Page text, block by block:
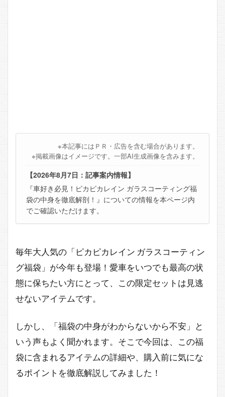
※本記事にはＰＲ・広告を含む場合があります。
※掲載画像はイメージです。一部AI生成画像を含みます。
【2026年8月7日：記事案内情報】
『車好き必見！ピカピカレイン ガラスコーティング福
袋の中身を徹底解剖！』についての情報を本ページ内
でご確認いただけます。
毎年大人気の「ピカピカレイン ガラスコーティン
グ福袋」が今年も登場！愛車をいつでも最高の状
態に保ちたい方にとって、この限定セットは見逃
せないアイテムです。
しかし、「福袋の中身がわからないから不安」と
いう声もよく聞かれます。そこで今回は、この福
袋に含まれるアイテムの詳細や、購入前に気にな
るポイントを徹底解説してみました！